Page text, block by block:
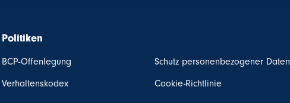
Politiken
BCP-Offenlegung
Verhaltenskodex
Schutz personenbezogener Daten
Cookie-Richtlinie